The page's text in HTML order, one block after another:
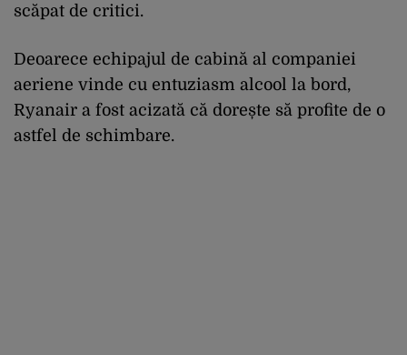
scăpat de critici.
Deoarece echipajul de cabină al companiei
aeriene vinde cu entuziasm alcool la bord,
Ryanair a fost acizată că dorește să profite de o
astfel de schimbare.